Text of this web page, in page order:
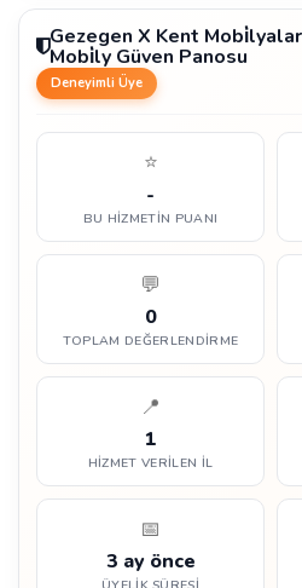
Gezegen X Kent
Mobi̇ly Güven Panosu
Deneyimli Üye
⭐
-
BU HIZMETIN PUANI
💬
0
TOPLAM DEĞERLENDIRME
📍
1
HIZMET VERILEN İL
📅
3 ay önce
ÜYELIK SÜRESI